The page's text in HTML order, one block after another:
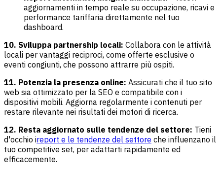
aggiornamenti in tempo reale su occupazione, ricavi e
performance tariffaria direttamente nel tuo
dashboard.
10. Sviluppa partnership locali: Collabora con le attività
locali per vantaggi reciproci, come offerte esclusive o
eventi congiunti, che possono attrarre più ospiti.
11. Potenzia la presenza online: Assicurati che il tuo sito
web sia ottimizzato per la SEO e compatibile con i
dispositivi mobili. Aggiorna regolarmente i contenuti per
restare rilevante nei risultati dei motori di ricerca.
12. Resta aggiornato sulle tendenze del settore: Tieni
d'occhio ireport e le tendenze del settore che influenzano il
tuo competitive set, per adattarti rapidamente ed
efficacemente.